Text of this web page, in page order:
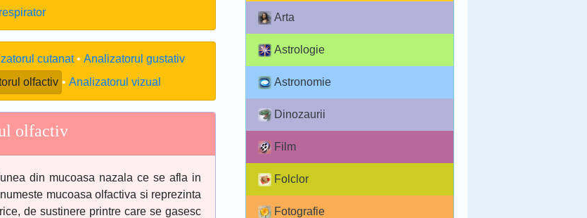
cutanat
Analizatorul gustativ
olfactiv Analizatorul vizual
olfactiv
din mucoasa nazala ce se afla in
mucoasa olfactiva si reprezinta
de sustinere printre care se gasesc
Arta
Astrologie
Astronomie
Dinozaurii
Film
Folclor
Fotografie